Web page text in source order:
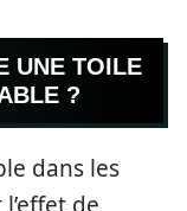
UNE TOILE
?
dans les
de